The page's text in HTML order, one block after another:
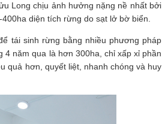
Long chịu ảnh hưởng nặng nề nhất bởi
diện tích rừng do sạt lở bờ biển.
tái sinh rừng bằng nhiều phương pháp
năm qua là hơn 300ha, chỉ xấp xỉ phần
quả hơn, quyết liệt, nhanh chóng và huy